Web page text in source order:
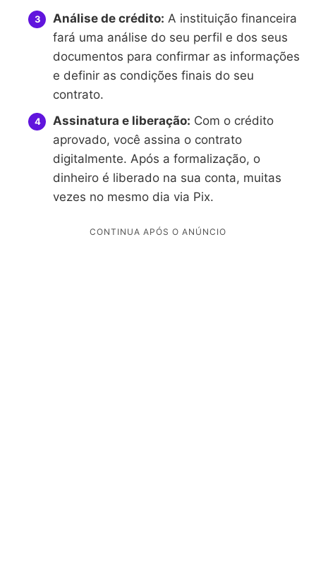
Análise de crédito: A instituição financeira
fará uma análise do seu perfil e dos seus
documentos para confirmar as informações
e definir as condições finais do seu
contrato.
Assinatura e liberação: Com o crédito
aprovado, você assina o contrato
digitalmente. Após a formalização, o
dinheiro é liberado na sua conta, muitas
vezes no mesmo dia via Pix.